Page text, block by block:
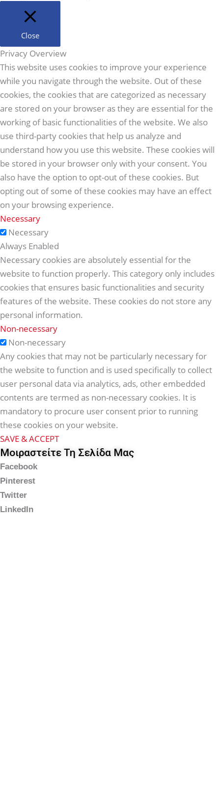
Close
Privacy Overview
This website uses cookies to improve your experience
while you navigate through the website. Out of these
cookies, the cookies that are categorized as necessary
are stored on your browser as they are essential for the
working of basic functionalities of the website. We also
use third-party cookies that help us analyze and
understand how you use this website. These cookies will
be stored in your browser only with your consent. You
also have the option to opt-out of these cookies. But
opting out of some of these cookies may have an effect
on your browsing experience.
Necessary
Necessary
Always Enabled
Necessary cookies are absolutely essential for the
website to function properly. This category only includes
cookies that ensures basic functionalities and security
features of the website. These cookies do not store any
personal information.
Non-necessary
Non-necessary
Any cookies that may not be particularly necessary for
the website to function and is used specifically to collect
user personal data via analytics, ads, other embedded
contents are termed as non-necessary cookies. It is
mandatory to procure user consent prior to running
these cookies on your website.
SAVE & ACCEPT
Μοιραστείτε Τη Σελίδα Μας
Facebook
Pinterest
Twitter
LinkedIn